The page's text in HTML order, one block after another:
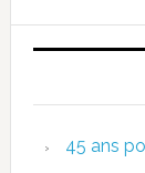
45 ans